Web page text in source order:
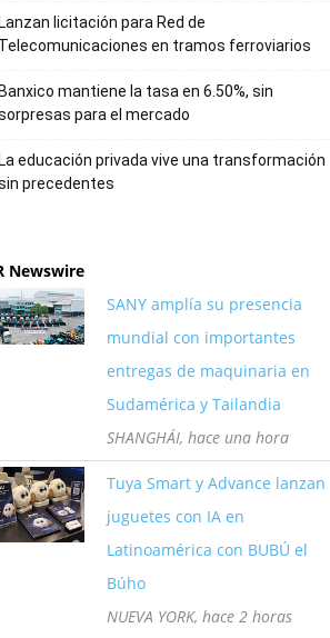
Lanzan licitación para Red de
Telecomunicaciones en tramos ferroviarios
Banxico mantiene la tasa en 6.50%, sin
para el mercado
La educación privada vive una transformación
precedentes
Newswire
SANY amplía su presencia
mundial con importantes
entregas de maquinaria en
Sudamérica y Tailandia
SHANGHÁI, hace una hora
Tuya Smart y Advance lanzan
juguetes con IA en
Latinoamérica con BUBÚ el
Búho
NUEVA YORK, hace 2 horas